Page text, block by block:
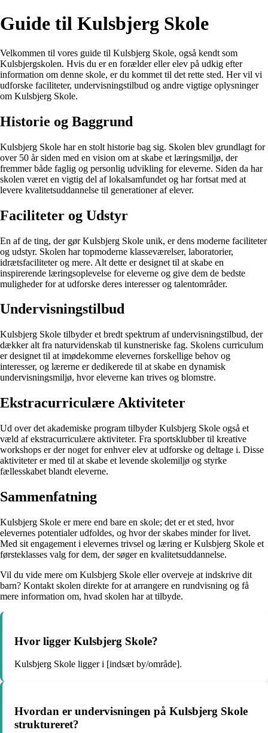
Guide til Kulsbjerg Skole
Velkommen til vores guide til Kulsbjerg Skole, også kendt som
Kulsbjergskolen. Hvis du er en forælder eller elev på udkig efter
information om denne skole, er du kommet til det rette sted. Her vil vi
udforske faciliteter, undervisningstilbud og andre vigtige oplysninger
om Kulsbjerg Skole.
Historie og Baggrund
Kulsbjerg Skole har en stolt historie bag sig. Skolen blev grundlagt for
over 50 år siden med en vision om at skabe et læringsmiljø, der
fremmer både faglig og personlig udvikling for eleverne. Siden da har
skolen været en vigtig del af lokalsamfundet og har fortsat med at
levere kvalitetsuddannelse til generationer af elever.
Faciliteter og Udstyr
En af de ting, der gør Kulsbjerg Skole unik, er dens moderne faciliteter
og udstyr. Skolen har topmoderne klasseværelser, laboratorier,
idrætsfaciliteter og mere. Alt dette er designet til at skabe en
inspirerende læringsoplevelse for eleverne og give dem de bedste
muligheder for at udforske deres interesser og talentområder.
Undervisningstilbud
Kulsbjerg Skole tilbyder et bredt spektrum af undervisningstilbud, der
dækker alt fra naturvidenskab til kunstneriske fag. Skolens curriculum
er designet til at imødekomme elevernes forskellige behov og
interesser, og lærerne er dedikerede til at skabe en dynamisk
undervisningsmiljø, hvor eleverne kan trives og blomstre.
Ekstracurriculære Aktiviteter
Ud over det akademiske program tilbyder Kulsbjerg Skole også et
væld af ekstracurriculære aktiviteter. Fra sportsklubber til kreative
workshops er der noget for enhver elev at udforske og deltage i. Disse
aktiviteter er med til at skabe et levende skolemiljø og styrke
fællesskabet blandt eleverne.
Sammenfatning
Kulsbjerg Skole er mere end bare en skole; det er et sted, hvor
elevernes potentialer udfoldes, og hvor der skabes minder for livet.
Med sit engagement i elevernes trivsel og læring er Kulsbjerg Skole et
førsteklasses valg for dem, der søger en kvalitetsuddannelse.
Vil du vide mere om Kulsbjerg Skole eller overveje at indskrive dit
barn? Kontakt skolen direkte for at arrangere en rundvisning og få
mere information om, hvad skolen har at tilbyde.
Hvor ligger Kulsbjerg Skole?
Kulsbjerg Skole ligger i [indsæt by/område].
Hvordan er undervisningen på Kulsbjerg Skole
struktureret?